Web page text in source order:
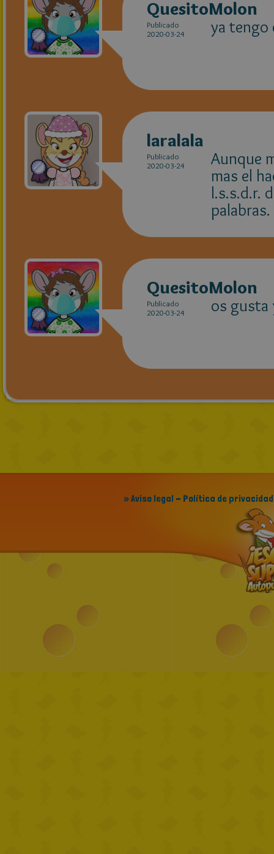
QuesitoMolon
Publicado
2020-03-24
ya tengo
laralala
Publicado
2020-03-24
Aunque
mas el
l.s.s.d.r.
QuesitoMolon
Publicado
2020-03-24
os gusta
» Aviso legal - Política de privacidad